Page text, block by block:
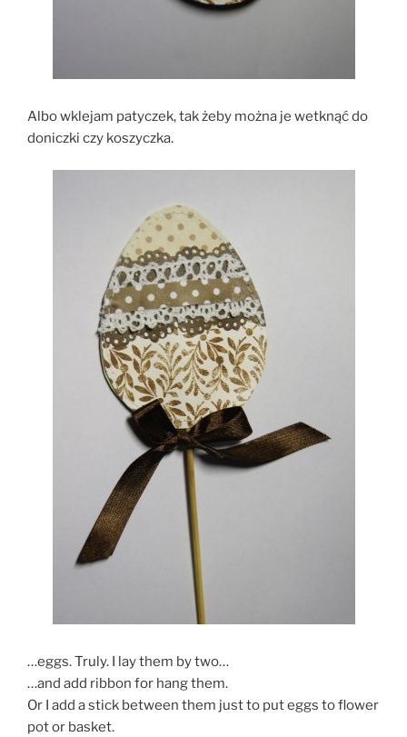
Albo wklejam patyczek, tak żeby można je wetknąć do
doniczki czy koszyczka.
…eggs. Truly. I lay them by two…
…and add ribbon for hang them.
Or I add a stick between them just to put eggs to flower
pot or basket.